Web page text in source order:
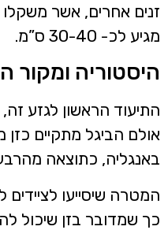
לכ- 30-40 ס”מ.
ומקור
כתוצאה מהרבעת
שיסייעו לציידים
שמדובר בזן שיכול